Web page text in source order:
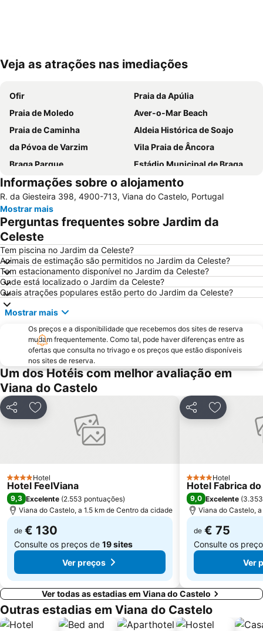
Ampliar mapa
Veja as atrações nas imediações
Ofir
Praia da Apúlia
Praia de Moledo
Aver-o-Mar Beach
Praia de Caminha
Aldeia Histórica de Soajo
da Póvoa de Varzim
Vila Praia de Âncora
Braga Parque
Estádio Municipal de Braga - Estádio AXA
Mindelo Beach
Bom Jesus do Monte
Caxinas Beach
Cascata do Tahiti - Ermida
do Cabedelo
Praia Fluvial do Taboão
Termas Romanas do Alto da Cividade
Praia de Esposende
Paseo Marítimo de Baiona
Estela Beach
Lago dos Cisnes
Praia de Vila do Conde
Da Amorosa
Praia da Foz do Minho
Angeiras Beach
Minho Center
Patos
Igreja de Riba d'Ave
Puerto de Baiona
de Castelo de Neiva
Praia Afife
Casa de Camilo - Museu e Centro de Estudos
Elevador do Bom Jesus do Monte
Posto de Turismo de Valença do Minho
Labruge Beach
Suave Mar Beach
Cego do Maio
Estação de Caminhos de Ferro de Viana do Castelo
Aguçadoura Beach
Cascata do Arado
Informações sobre o alojamento
R. da Giesteira 398, 4900-713, Viana do Castelo, Portugal
Mostrar mais
Perguntas frequentes sobre Jardim da
Celeste
Tem piscina no Jardim da Celeste?
Animais de estimação são permitidos no Jardim da Celeste?
Tem estacionamento disponível no Jardim da Celeste?
Onde está localizado o Jardim da Celeste?
Quais atrações populares estão perto do Jardim da Celeste?
Mostrar mais
Os preços e a disponibilidade que recebemos dos sites de reserva
mudam frequentemente. Como tal, pode haver diferenças entre as
ofertas que consulta no trivago e os preços que estão disponíveis
nos sites de reserva.
Um dos Hotéis com melhor avaliação em
Viana do Castelo
PartilharAdicionar aos favoritos
4 Estrelas
Hotel
Hotel FeelViana
9,3 Excelente (2.553 pontuações)
Viana do Castelo, a 1.5 km de Centro da cidade
de € 130
Consulte os preços de 19 sites
Ver preços
PartilharAdicionar
4 Estrelas
Hotel
Hotel Fabrica
9,0 Excelente (
Viana do Castelo,
de € 75
Consulte os
Ver
Ver todas as estadias em Viana do Castelo
Outras estadias em Viana do Castelo